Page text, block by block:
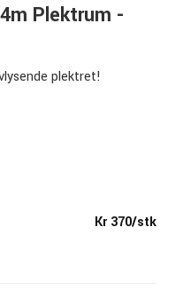
Plektrum -
plektret!
Kr 370/stk